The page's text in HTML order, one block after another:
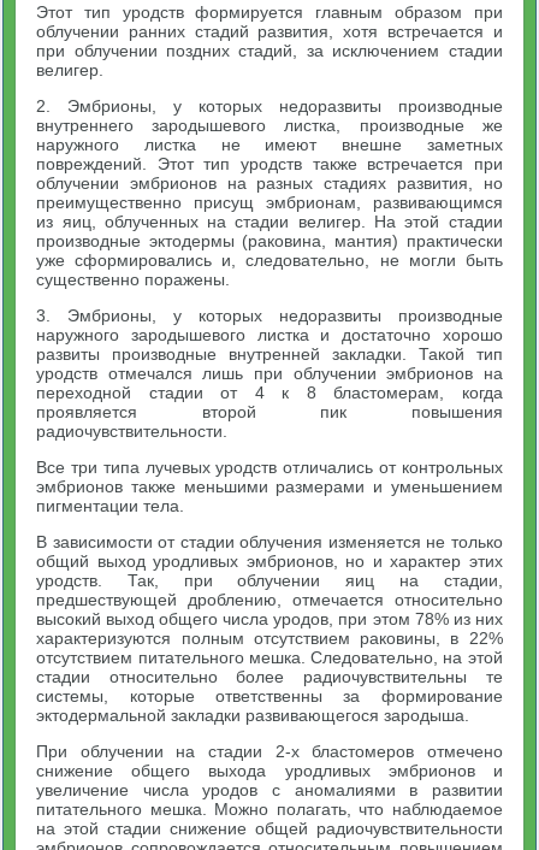
Этот тип уродств формируется главным образом при
облучении ранних стадий развития, хотя встречается и
при облучении поздних стадий, за исключением стадии
велигер.
2. Эмбрионы, у которых недоразвиты производные
внутреннего зародышевого листка, производные же
наружного листка не имеют внешне заметных
повреждений. Этот тип уродств также встречается при
облучении эмбрионов на разных стадиях развития, но
преимущественно присущ эмбрионам, развивающимся
из яиц, облученных на стадии велигер. На этой стадии
производные эктодермы (раковина, мантия) практически
уже сформировались и, следовательно, не могли быть
существенно поражены.
3. Эмбрионы, у которых недоразвиты производные
наружного зародышевого листка и достаточно хорошо
развиты производные внутренней закладки. Такой тип
уродств отмечался лишь при облучении эмбрионов на
переходной стадии от 4 к 8 бластомерам, когда
проявляется второй пик повышения
радиочувствительности.
Все три типа лучевых уродств отличались от контрольных
эмбрионов также меньшими размерами и уменьшением
пигментации тела.
В зависимости от стадии облучения изменяется не только
общий выход уродливых эмбрионов, но и характер этих
уродств. Так, при облучении яиц на стадии,
предшествующей дроблению, отмечается относительно
высокий выход общего числа уродов, при этом 78% из них
характеризуются полным отсутствием раковины, в 22%
отсутствием питательного мешка. Следовательно, на этой
стадии относительно более радиочувствительны те
системы, которые ответственны за формирование
эктодермальной закладки развивающегося зародыша.
При облучении на стадии 2-х бластомеров отмечено
снижение общего выхода уродливых эмбрионов и
увеличение числа уродов с аномалиями в развитии
питательного мешка. Можно полагать, что наблюдаемое
на этой стадии снижение общей радиочувствительности